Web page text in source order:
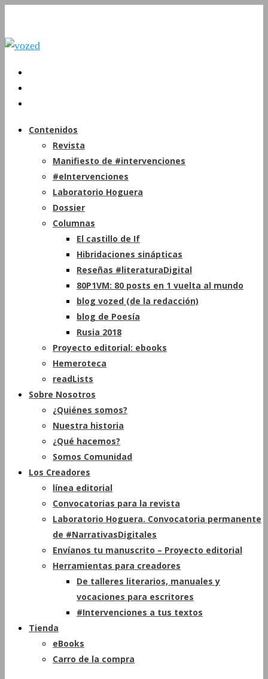
Contenidos
Revista
Manifiesto de #intervenciones
#eIntervenciones
Laboratorio Hoguera
Dossier
Columnas
El castillo de If
Hibridaciones sinápticas
Reseñas #literaturaDigital
80P1VM: 80 posts en 1 vuelta al mundo
blog vozed (de la redacción)
blog de Poesía
Rusia 2018
Proyecto editorial: ebooks
Hemeroteca
readLists
Sobre Nosotros
¿Quiénes somos?
Nuestra historia
¿Qué hacemos?
Somos Comunidad
Los Creadores
línea editorial
Convocatorias para la revista
Laboratorio Hoguera. Convocatoria permanente
de #NarrativasDigitales
Envíanos tu manuscrito – Proyecto editorial
Herramientas para creadores
De talleres literarios, manuales y
vocaciones para escritores
#Intervenciones a tus textos
Tienda
eBooks
Carro de la compra